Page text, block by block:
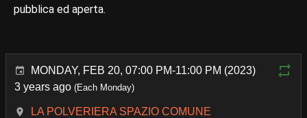
pubblica ed aperta.
MONDAY, FEB 20, 07:00 PM-11:00 PM (2023)
3 years ago (Each Monday)
LA POLVERIERA SPAZIO COMUNE